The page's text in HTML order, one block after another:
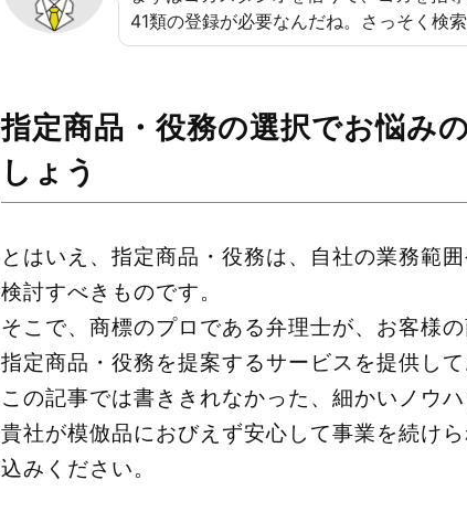
41類の登録が必要なんだね。さっそく検索
指定商品・役務の選択でお悩み
しょう
とはいえ、指定商品・役務は、自社の業務範
検討すべきものです。
そこで、商標のプロである弁理士が、お客様
指定商品・役務を提案するサービスを提供して
この記事では書ききれなかった、細かいノウ
貴社が模倣品におびえず安心して事業を続け
込みください。